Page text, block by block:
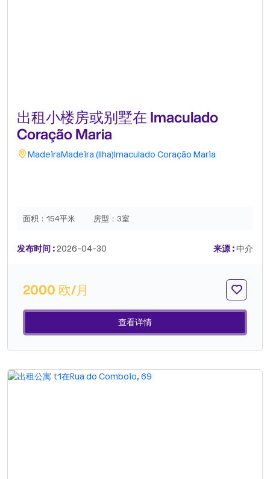
出租小楼房或别墅在 Imaculado
Coração Maria
MadeiraMadeira (Ilha)Imaculado Coração Maria
面积： 154平米 房型： 3室
发布时间 :2026-04-30 来源 :中介
2000 欧/月
查看详情